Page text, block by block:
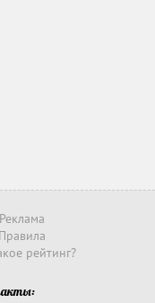
Реклама
Правила
рейтинг?